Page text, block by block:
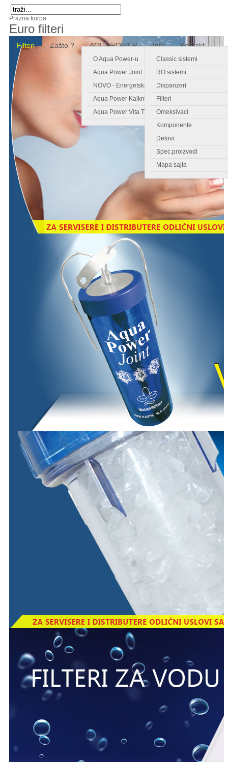
Prazna korpa
Euro filteri
Filteri Zašto ? AQUA POWER
O Aqua Power-u
Aqua Power Joint
NOVO - Energetska kartica
Aqua Power Kalkmagnet
Aqua Power Vita Tronic
Info
Classic sistemi
RO sistemi
Dispanzeri
Filteri
Omeksivaci
Komponente
Delovi
Spec.proizvodi
Mapa sajta
Kontakt
Reverzna osmoza
Sistem reverzne osmoze
Sistem koji se na svetskom tržištu najčešće koristi u svim
primenama. Bilo da je za kućnu upotrebu, bilo da je u
bolnicama ili komercijalnim uslovima filtriranja vode.
Poenta je u membrani koja ima neverovatnu moć filtracije.
Zbog potpunog čićenja vode naša preporuka je da se uz
reversnu osmozu koristi Aqua Power Joint, uredjaj koji
vodi vraća život, dovodi je u prirodno stanje.
AKCIJA!
Važi do kraja
meseca.
U ponuđenoj ceni je i besplatna isporuka i MONTAŽA
na teritoriju Beograda i okoline.
Za ostale gradove pozovite, doplata troškovi goriva.
Garancija 2 godine, opciono i do 7 godina.
Na ovom modelu dobijate i gratis Airco filter !
Mi NE radimo prezentacije niti ubeđujemo ljude, mi se
trudimo da ljudima koji znaju što znači filtirirana voda ,
da što povoljnije omogućimo kupovinu i ugradnju
najkvalitetnijih filtracionih sistema.
Važno: Uobičajen pritisak u mreži je 3.5 do 4 bara,
ukoliko je pritisak ispod 3 bara potrebna je dodatna
pumpa ( oko 110 €), a ako je pritisak u mreži preko 5
bara potreban je regulator pritiska ( oko 30 €)
Nema drugih dodatnih troškova.
PAŽNJA!Poručite DANAS i dobićete filter uloške
gratis za dva intervala zamene.
Kako da poručite što pre
proizvod
i iskoristite akcijsku ponudu